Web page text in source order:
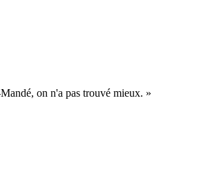
on n'a pas trouvé mieux. »